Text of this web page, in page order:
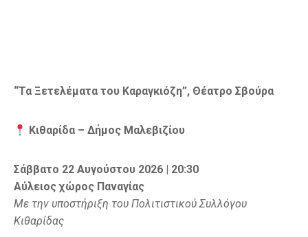
“Τα Ξετελέματα του Καραγκιόζη”, Θέατρο Σβούρα
Κιθαρίδα – Δήμος Μαλεβιζίου
Σάββατο 22 Αυγούστου 2026 | 20:30
Αύλειος χώρος Παναγίας
Με την υποστήριξη του Πολιτιστικού Συλλόγου
Κιθαρίδας